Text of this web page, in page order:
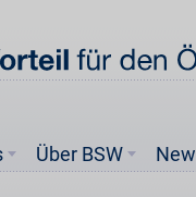
Über BSW